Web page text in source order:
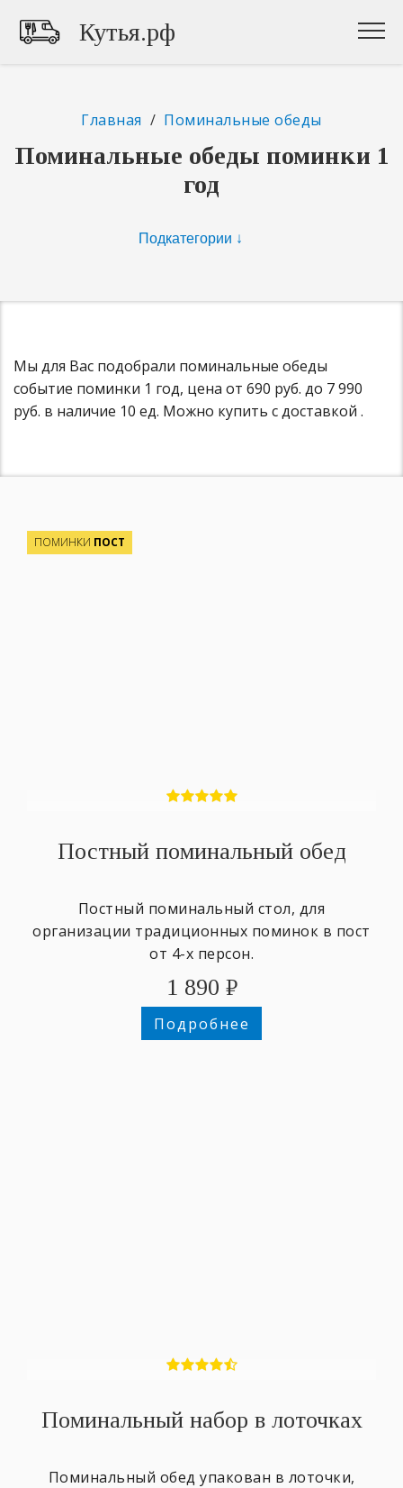
Кутья.рф
Главная / Поминальные обеды
Поминальные обеды поминки 1
год
Мы для Вас подобрали поминальные обеды
событие поминки 1 год, цена от 690 руб. до 7 990
руб. в наличие 10 ед. Можно купить с доставкой .
ПОМИНКИ ПОСТ
Постный поминальный обед
Постный поминальный стол, для
организации традиционных поминок в пост
от 4-х персон.
1 890 ₽
Подробнее
Поминальный набор в лоточках
Поминальный обед упакован в лоточки,